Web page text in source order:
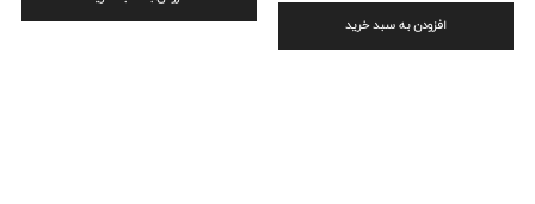
افزودن به سبد خرید